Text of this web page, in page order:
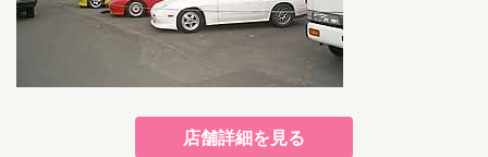
店舗詳細を見る